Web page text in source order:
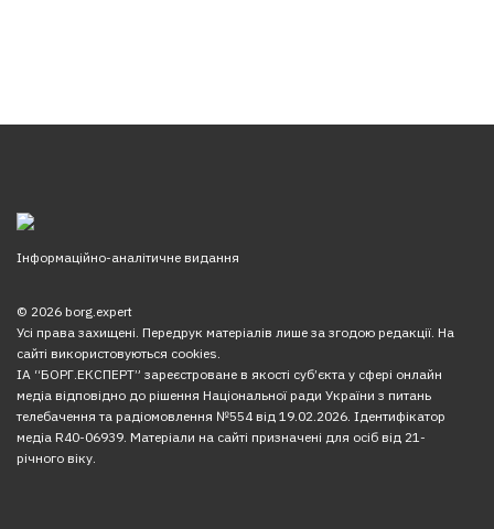
Інформаційно-аналітичне видання
© 2026 borg.expert
Усі права захищені. Передрук матеріалів лише за згодою редакції. На
сайті використовуються cookies.
ІА “БОРГ.ЕКСПЕРТ” зареєстроване в якості суб’єкта у сфері онлайн
медіа відповідно до рішення Національної ради України з питань
телебачення та радіомовлення №554 від 19.02.2026. Ідентифікатор
медіа R40-06939. Матеріали на сайті призначені для осіб від 21-
річного віку.